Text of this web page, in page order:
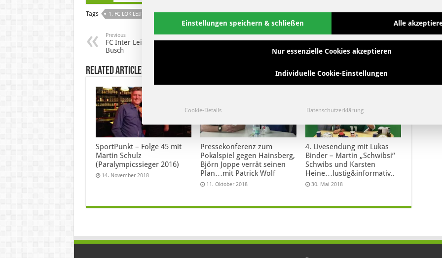
Tags 1. FC LOK LEIPZIG BRUNO-PLACHE-STADION HEIMSPIEL NEWSBLOG
Previous
FC Inter Leipzig bei Circus Carl
Busch
Next
„VW-Heise“ – Masters am
27.12.2015 in Dessau
Related Articles
SportPunkt – Folge 45 mit
Martin Schulz
(Paralympicssieger 2016)
14. November 2018
Pressekonferenz zum
Pokalspiel gegen Hainsberg,
Björn Joppe verrät seinen
Plan…mit Patrick Wolf
11. Oktober 2018
4. Livesendung mit Lukas
Binder – Martin „Schwibsi“
Schwibs und Karsten
Heine…lustig&informativ..
30. Mai 2018
Einstellungen speichern & schließen Alle
Nur essenzielle Cookies akzeptieren
Individuelle Cookie-Einstellungen
Cookie-Details Datenschutzerklärung